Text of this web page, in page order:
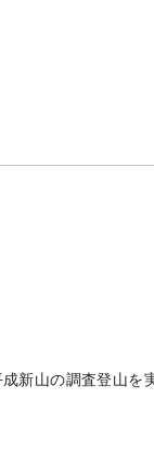
新山の調査登山を